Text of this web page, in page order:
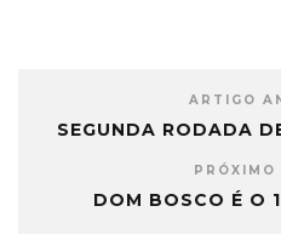
ARTIGO
SEGUNDA RODADA
PRÓXIMO
DOM BOSCO É O